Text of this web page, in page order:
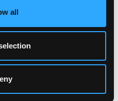
all
em seus cartões
de cartão.
de despesas com